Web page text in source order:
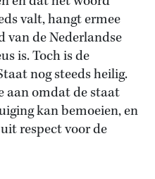
valt, hangt ermee
van de Nederlandse
is. Toch is de
nog steeds heilig.
aan omdat de staat
kan bemoeien, en
respect voor de